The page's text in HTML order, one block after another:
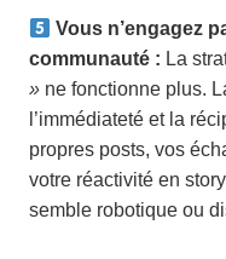
Vous n’engagez
communauté : La
» ne fonctionne plus.
l’immédiateté et la
propres posts, vos
votre réactivité en
semble robotique ou